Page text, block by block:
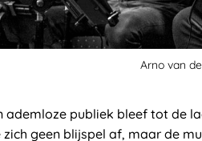
Arno van
ademloze publiek bleef tot de
geen blijspel af, maar de